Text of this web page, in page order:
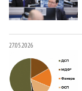
27.05.2026